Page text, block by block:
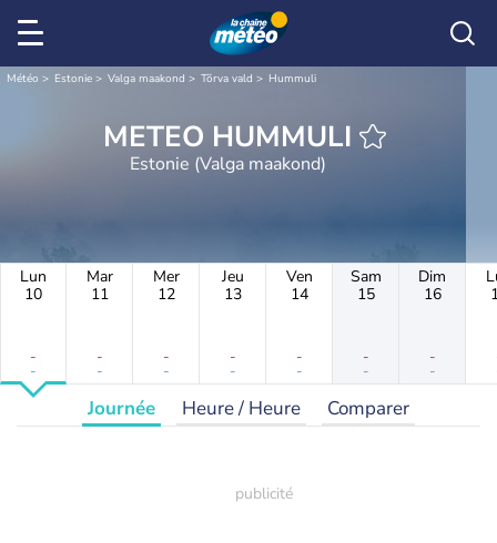
Météo Estonie Valga maakond Tõrva vald Hummuli
METEO HUMMULI
Estonie (Valga maakond)
Lun
10
-
-
Mar
11
-
-
Mer
12
-
-
Jeu
13
-
-
Ven
14
-
-
Sam
15
-
-
Dim
16
-
-
Journée Heure / Heure Comparer